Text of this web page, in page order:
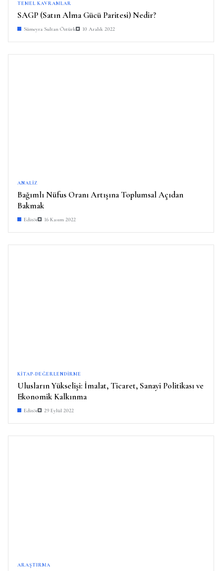
TEMEL KAVRAMLAR
SAGP (Satın Alma Gücü Paritesi) Nedir?
Sümeyra Sultan Öztürk 10 Aralık 2022
ANALIZ
Bağımlı Nüfus Oranı Artışına Toplumsal Açıdan
Bakmak
Editör 16 Kasım 2022
KITAP-DEĞERLENDIRME
Ulusların Yükselişi: İmalat, Ticaret, Sanayi Politikası ve
Ekonomik Kalkınma
Editör 29 Eylül 2022
ARAŞTIRMA